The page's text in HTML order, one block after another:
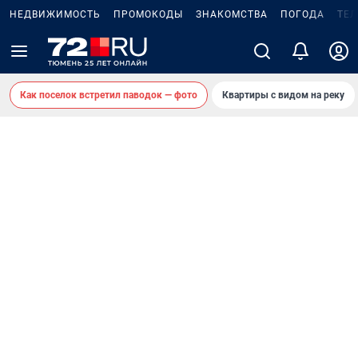
НЕДВИЖИМОСТЬ ПРОМОКОДЫ ЗНАКОМСТВА ПОГОДА
Как поселок встретил паводок — фото Квартиры с видом на реку